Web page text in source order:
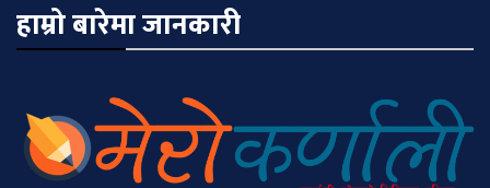
हाम्रो बारेमा जानकारी